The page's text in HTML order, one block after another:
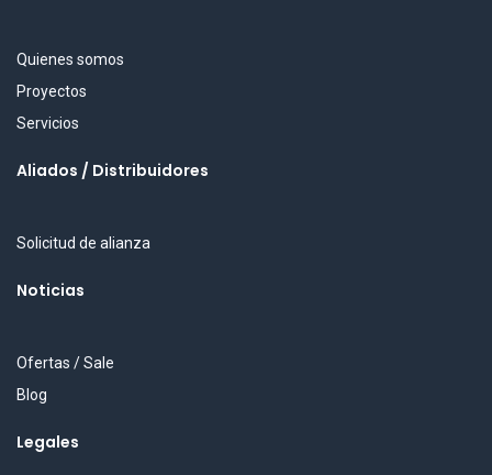
Quienes somos
Proyectos
Servicios
Aliados / Distribuidores
Solicitud de alianza
Noticias
Ofertas / Sale
Blog
Legales